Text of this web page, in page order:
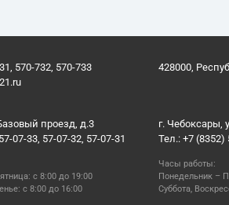
570-732, 570-733
428000,
проезд, д.3
07-33, 57-07-32, 57-07-31
с 8:00 до 19:00
с 8:00 до 16:00
г. Чебоксары,
Тел.: +7 (8352)
Часы работы:
Понедельник –
Суббота,